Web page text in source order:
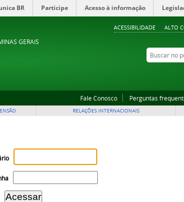
ACESSIBILIDADE ALTO
BR Participe Acesso à informação
GERAIS
Buscar no portal
Fale Conosco Perguntas
RELAÇÕES INTERNACIONAIS